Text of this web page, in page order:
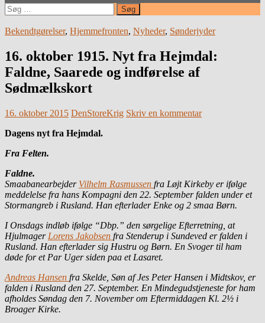
Søg
efter:
Bekendtgørelser, Hjemmefronten, Nyheder, Sønderjyder
16. oktober 1915. Nyt fra Hejmdal:
Faldne, Saarede og indførelse af
Sødmælkskort
16. oktober 2015 DenStoreKrig Skriv en kommentar
Dagens nyt fra Hejmdal.
Fra Felten.
Faldne.
Smaabanearbejder Vilhelm Rasmussen fra Løjt Kirkeby er ifølge
meddelelse fra hans Kompagni den 22. September falden under et
Stormangreb i Rusland. Han efterlader Enke og 2 smaa Børn.
I Onsdags indløb ifølge “Dbp.” den sørgelige Efterretning, at
Hjulmager Lorens Jakobsen fra Stenderup i Sundeved er falden i
Rusland. Han efterlader sig Hustru og Børn. En Svoger til ham
døde for et Par Uger siden paa et Lasaret.
Andreas Hansen fra Skelde, Søn af Jes Peter Hansen i Midtskov, er
falden i Rusland den 27. September. En Mindegudstjeneste for ham
afholdes Søndag den 7. November om Eftermiddagen Kl. 2½ i
Broager Kirke.